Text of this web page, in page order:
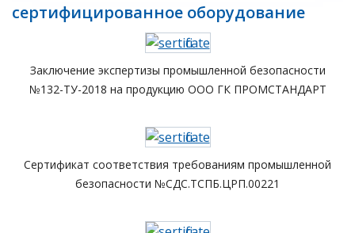
сертифицированное оборудование
Заключение экспертизы промышленной безопасности
№132-ТУ-2018 на продукцию ООО ГК ПРОМСТАНДАРТ
Сертификат соответствия требованиям промышленной
безопасности №СДС.ТСПБ.ЦРП.00221